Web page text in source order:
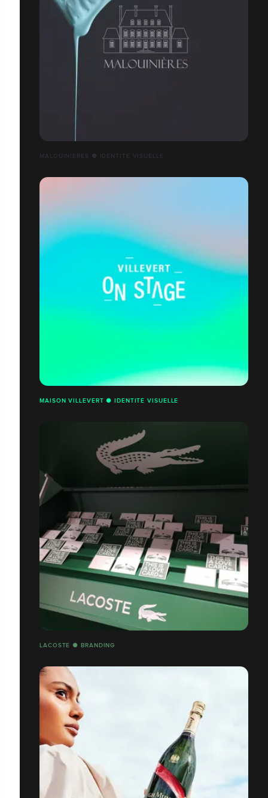
MALOUINIÈRES ● IDENTITÉ VISUELLE
MAISON VILLEVERT ● IDENTITÉ VISUELLE
LACOSTE ● BRANDING